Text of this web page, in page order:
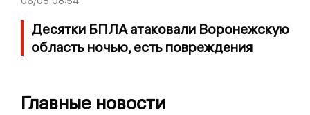
Десятки БПЛА атаковали Воронежскую
область ночью, есть повреждения
Главные новости